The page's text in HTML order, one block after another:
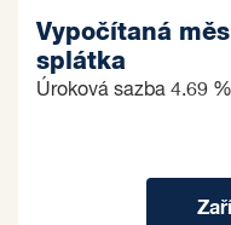
Vypočítaná
splátka
Úroková sazba 4.69 %